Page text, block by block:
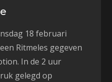
18 februari
Ritmeles gegeven
In de 2 uur
gelegd op